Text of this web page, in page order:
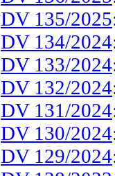
DV 135/2025
DV 134/2024
DV 133/2024
DV 132/2024
DV 131/2024
DV 130/2024
DV 129/2024